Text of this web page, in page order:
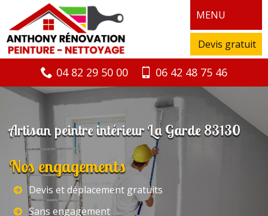
MENU
Devis gratuit
04 82 29 50 00 06 42 48 75 46
Artisan peintre intérieur La Garde 83130
Nos engagements
Devis et déplacement gratuits
Sans engagement